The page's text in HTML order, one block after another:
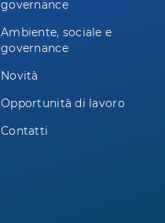
governance
Ambiente, sociale e
governance
Novità
Opportunità di lavoro
Contatti